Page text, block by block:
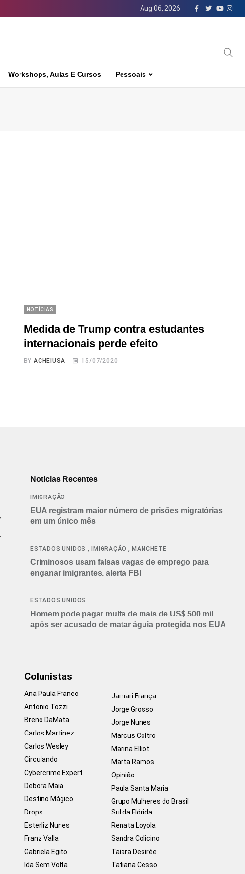
Aug 06, 2026
Workshops, Aulas E Cursos Pessoais
NOTÍCIAS
Medida de Trump contra estudantes
internacionais perde efeito
BYACHEIUSA 15/07/2020
Notícias Recentes
IMIGRAÇÃO
EUA registram maior número de prisões migratórias
em um único mês
ESTADOS UNIDOS ,IMIGRAÇÃO ,MANCHETE
Criminosos usam falsas vagas de emprego para
enganar imigrantes, alerta FBI
ESTADOS UNIDOS
Homem pode pagar multa de mais de US$ 500 mil
após ser acusado de matar águia protegida nos EUA
Colunistas
Ana Paula Franco
Antonio Tozzi
Breno DaMata
Carlos Martinez
Carlos Wesley
Circulando
Cybercrime Expert
Debora Maia
Destino Mágico
Drops
Esterliz Nunes
Franz Valla
Gabriela Egito
Ida Sem Volta
Jamari França
Jorge Grosso
Jorge Nunes
Marcus Coltro
Marina Elliot
Marta Ramos
Opinião
Paula Santa Maria
Grupo Mulheres do Brasil
Sul da Flórida
Renata Loyola
Sandra Colicino
Taiara Desirée
Tatiana Cesso